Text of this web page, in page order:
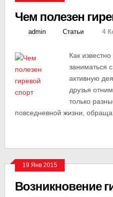
Чем полезен
admin Статьи 4
Как
заниматься
активную
друзья
только
повседневной жизни,
19 Янв 2015
Возникновение